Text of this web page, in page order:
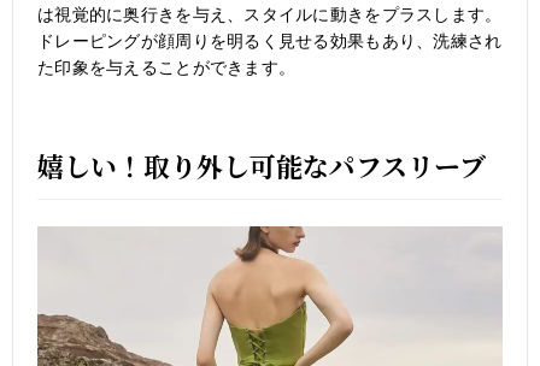
は視覚的に奥行きを与え、スタイルに動きをプラスします。
ドレーピングが顔周りを明るく見せる効果もあり、洗練され
た印象を与えることができます。
嬉しい！取り外し可能なパフスリーブ